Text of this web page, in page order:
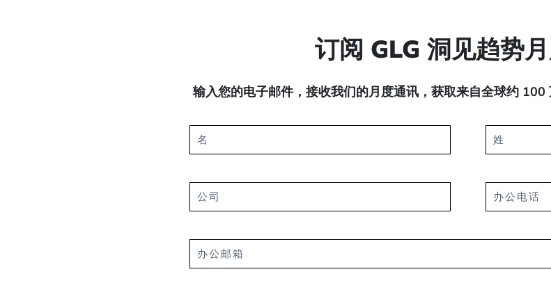
订阅 GLG 洞见趋势
输入您的电子邮件，接收我们的月度通讯，获取来自全球约 100